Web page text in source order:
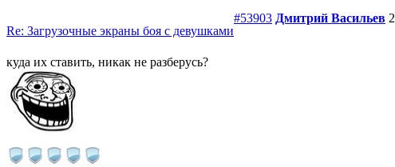
Re: Загрузочные экраны боя с девушками
#53903 Дмитрий Васильев
куда их ставить, никак не разберусь?